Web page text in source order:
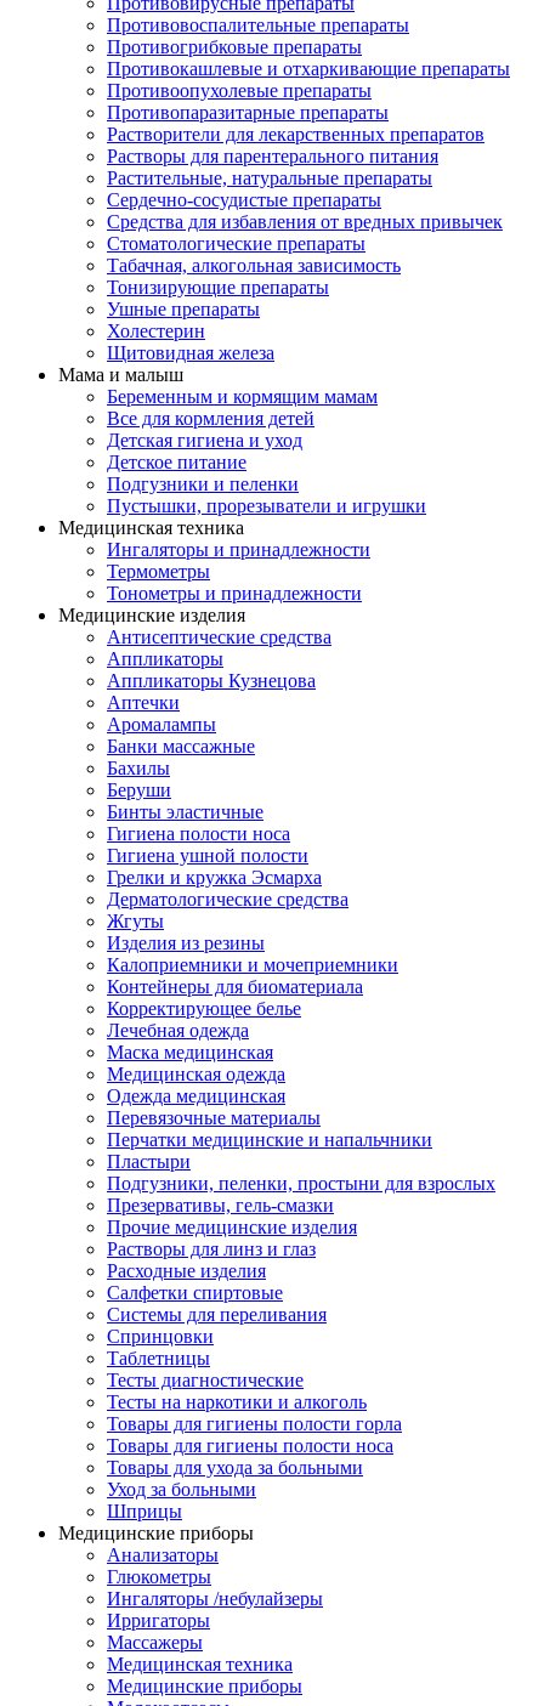
Противовоспалительные препараты
Противогрибковые препараты
Противокашлевые и отхаркивающие препараты
Противоопухолевые препараты
Противопаразитарные препараты
Растворители для лекарственных препаратов
Растворы для парентерального питания
Растительные, натуральные препараты
Сердечно-сосудистые препараты
Средства для избавления от вредных привычек
Стоматологические препараты
Табачная, алкогольная зависимость
Тонизирующие препараты
Ушные препараты
Холестерин
Щитовидная железа
Мама и малыш
Беременным и кормящим мамам
Все для кормления детей
Детская гигиена и уход
Детское питание
Подгузники и пеленки
Пустышки, прорезыватели и игрушки
Медицинская техника
Ингаляторы и принадлежности
Термометры
Тонометры и принадлежности
Медицинские изделия
Антисептические средства
Аппликаторы
Аппликаторы Кузнецова
Аптечки
Аромалампы
Банки массажные
Бахилы
Беруши
Бинты эластичные
Гигиена полости носа
Гигиена ушной полости
Грелки и кружка Эсмарха
Дерматологические средства
Жгуты
Изделия из резины
Калоприемники и мочеприемники
Контейнеры для биоматериала
Корректирующее белье
Лечебная одежда
Маска медицинская
Медицинская одежда
Одежда медицинская
Перевязочные материалы
Перчатки медицинские и напальчники
Пластыри
Подгузники, пеленки, простыни для взрослых
Презервативы, гель-смазки
Прочие медицинские изделия
Растворы для линз и глаз
Расходные изделия
Салфетки спиртовые
Системы для переливания
Спринцовки
Таблетницы
Тесты диагностические
Тесты на наркотики и алкоголь
Товары для гигиены полости горла
Товары для гигиены полости носа
Товары для ухода за больными
Уход за больными
Шприцы
Медицинские приборы
Анализаторы
Глюкометры
Ингаляторы /небулайзеры
Ирригаторы
Массажеры
Медицинская техника
Медицинские приборы